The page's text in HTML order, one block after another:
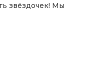
звёздочек! Мы